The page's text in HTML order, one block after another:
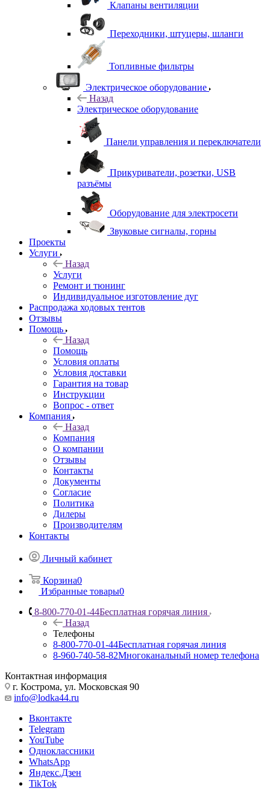
Клапаны вентиляции
Переходники, штуцеры, шланги
Топливные фильтры
Электрическое оборудование
Назад
Электрическое оборудование
Панели управления и переключатели
Прикуриватели, розетки, USB
разъёмы
Оборудование для электросети
Звуковые сигналы, горны
Проекты
Услуги
Назад
Услуги
Ремонт и тюнинг
Индивидуальное изготовление дуг
Распродажа ходовых тентов
Отзывы
Помощь
Назад
Помощь
Условия оплаты
Условия доставки
Гарантия на товар
Инструкции
Вопрос - ответ
Компания
Назад
Компания
О компании
Отзывы
Контакты
Документы
Согласие
Политика
Дилеры
Производителям
Контакты
Личный кабинет
Корзина0
Избранные товары0
8-800-770-01-44Бесплатная горячая линия
Назад
Телефоны
8-800-770-01-44Бесплатная горячая линия
8-960-740-58-82Многоканальный номер телефона
Контактная информация
г. Кострома, ул. Московская 90
info@lodka44.ru
Вконтакте
Telegram
YouTube
Одноклассники
WhatsApp
Яндекс.Дзен
TikTok